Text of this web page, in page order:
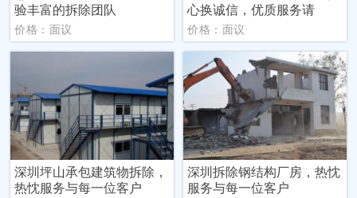
验丰富的拆除团队
价格：面议
心换诚信，优质服务请
价格：面议
深圳坪山承包建筑物拆除，
热忱服务与每一位客户
深圳拆除钢结构厂房，热忱
服务与每一位客户